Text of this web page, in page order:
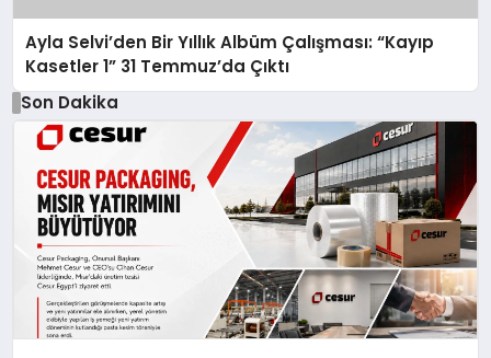
Ayla Selvi’den Bir Yıllık Albüm Çalışması: “Kayıp
Kasetler 1” 31 Temmuz’da Çıktı
Son Dakika